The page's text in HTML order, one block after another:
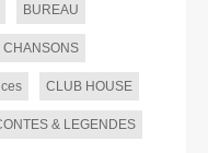
BUREAU
CHANSONS
CLUB HOUSE
& LEGENDES